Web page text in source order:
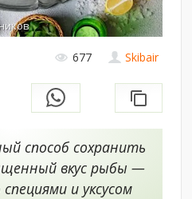
Skibair
677
способ сохранить
вкус рыбы —
и уксусом